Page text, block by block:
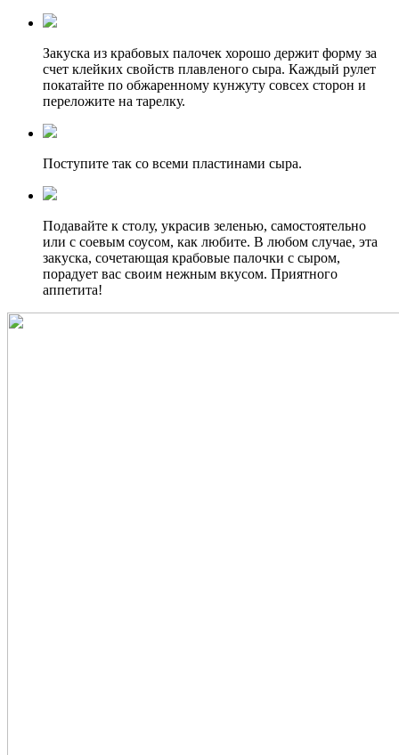
Закуска из крабовых палочек хорошо держит форму за
счет клейких свойств плавленого сыра. Каждый рулет
покатайте по обжаренному кунжуту совсех сторон и
переложите на тарелку.
Поступите так со всеми пластинами сыра.
Подавайте к столу, украсив зеленью, самостоятельно
или с соевым соусом, как любите. В любом случае, эта
закуска, сочетающая крабовые палочки с сыром,
порадует вас своим нежным вкусом. Приятного
аппетита!